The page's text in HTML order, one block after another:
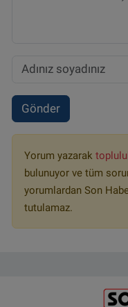
Gönder
Yorum yazarak
bulunuyor ve tüm
yorumlardan Son
tutulamaz.